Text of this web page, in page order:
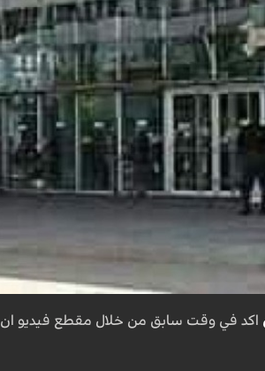
اكد في وقت سابق من خلال مقطع فيديو ان